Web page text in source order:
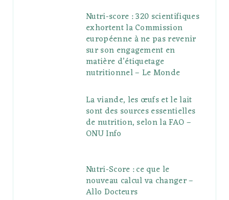
Nutri-score : 320 scientifiques
exhortent la Commission
européenne à ne pas revenir
sur son engagement en
matière d’étiquetage
nutritionnel – Le Monde
La viande, les œufs et le lait
sont des sources essentielles
de nutrition, selon la FAO –
ONU Info
Nutri-Score : ce que le
nouveau calcul va changer –
Allo Docteurs